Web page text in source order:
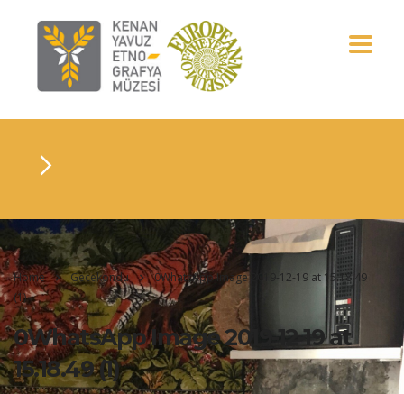
Home Gecekondu
0WhatsApp Image 2019-12-19 at 15.18.49
(1)
0WhatsApp Image 2019-12-19 at
15.18.49 (1)